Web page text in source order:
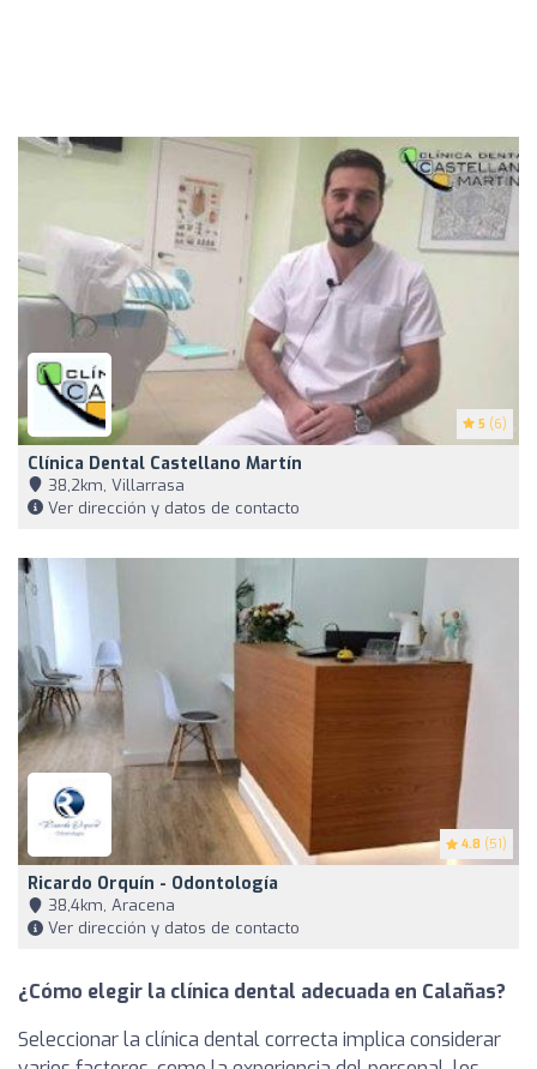
5 (6)
Clínica Dental Castellano Martín
38,2km, Villarrasa
Ver dirección y datos de contacto
4.8 (51)
Ricardo Orquín - Odontología
38,4km, Aracena
Ver dirección y datos de contacto
¿Cómo elegir la clínica dental adecuada en Calañas?
Seleccionar la clínica dental correcta implica considerar